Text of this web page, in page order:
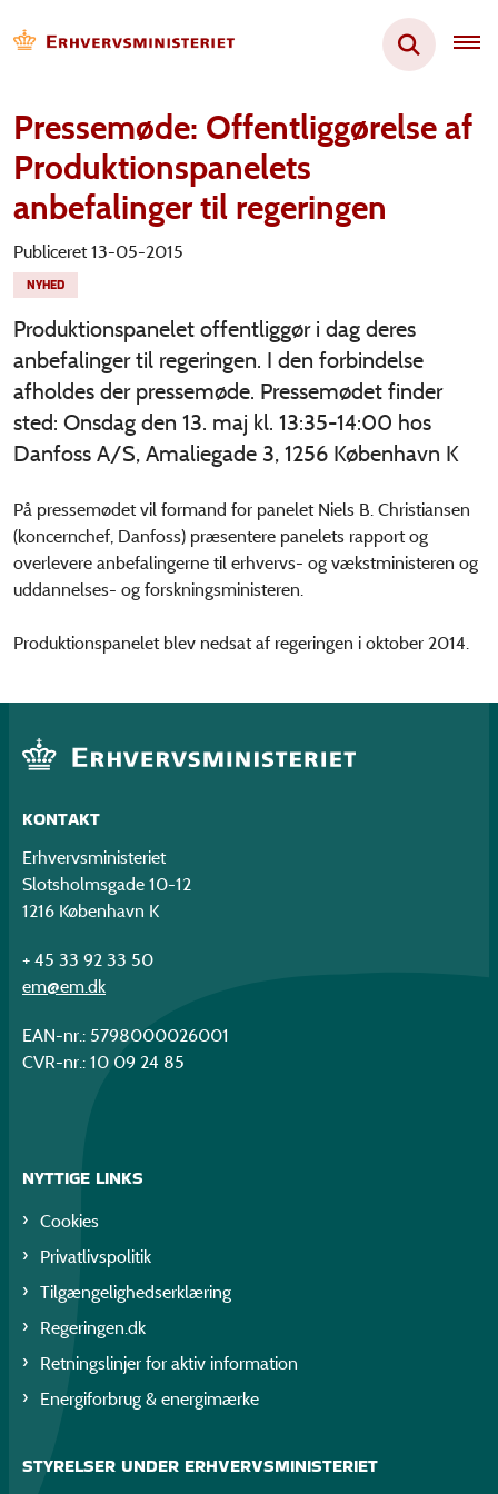
Pressemøde: Offentliggørelse af
Produktionspanelets
anbefalinger til regeringen
Publiceret 13-05-2015
NYHED
Produktionspanelet offentliggør i dag deres
anbefalinger til regeringen. I den forbindelse
afholdes der pressemøde. Pressemødet finder
sted: Onsdag den 13. maj kl. 13:35-14:00 hos
Danfoss A/S, Amaliegade 3, 1256 København K
På pressemødet vil formand for panelet Niels B. Christiansen
(koncernchef, Danfoss) præsentere panelets rapport og
overlevere anbefalingerne til erhvervs- og vækstministeren og
uddannelses- og forskningsministeren.
Produktionspanelet blev nedsat af regeringen i oktober 2014.
KONTAKT
Erhvervsministeriet
Slotsholmsgade 10-12
1216 København K
+ 45 33 92 33 50
em@em.dk
EAN-nr.: 5798000026001
CVR-nr.: 10 09 24 85
NYTTIGE LINKS
Cookies
Privatlivspolitik
Tilgængelighedserklæring
Regeringen.dk
Retningslinjer for aktiv information
Energiforbrug & energimærke
STYRELSER UNDER ERHVERVSMINISTERIET